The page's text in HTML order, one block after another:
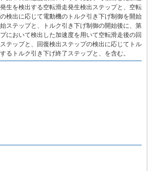
生を検出する空転滑走発生検出ステップと、空転
検出に応じて電動機のトルク引き下げ制御を開始
ステップと、トルク引き下げ制御の開始後に、第
において検出した加速度を用いて空転滑走後の回
テップと、回復検出ステップの検出に応じてトル
るトルク引き下げ終了ステップと、を含む。